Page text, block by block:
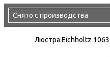
Снято с производства
Люстра Eichholtz